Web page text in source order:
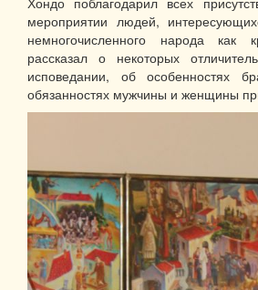
мероприятии людей,
немногочисленного народа как
рассказал о некоторых
исповедании, об особенностях
обязанностях мужчины и женщины